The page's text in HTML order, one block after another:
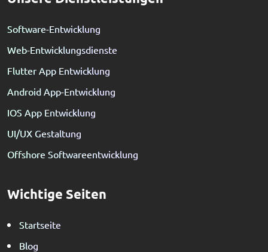
Software-Entwicklung
Web-Entwicklungsdienste
Flutter App Entwicklung
Android App-Entwicklung
IOS App Entwicklung
UI/UX Gestaltung
Offshore Softwareentwicklung
Wichtige Seiten
Startseite
Blog